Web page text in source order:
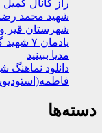
راز کانال
شهید محمد رضا
شهرستان قیر و
مدیا ببینید
دانلود
دسته‌ها